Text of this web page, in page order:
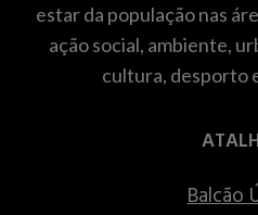
estar da população nas
ação social, ambiente,
cultura, desporto
Balcão